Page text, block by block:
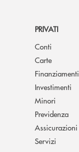
PRIVATI
Conti
Carte
Finanziamenti
Investimenti
Minori
Previdenza
Assicurazioni
Servizi